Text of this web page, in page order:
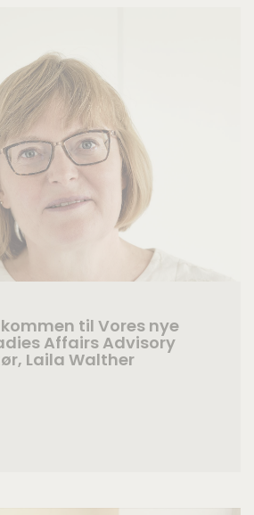
til Vores nye
Affairs Advisory
Laila Walther